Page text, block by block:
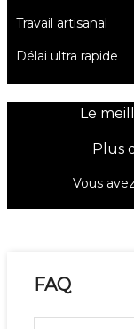
Travail artisanal
Délai ultra rapide
Le
Plus
Vous
FAQ